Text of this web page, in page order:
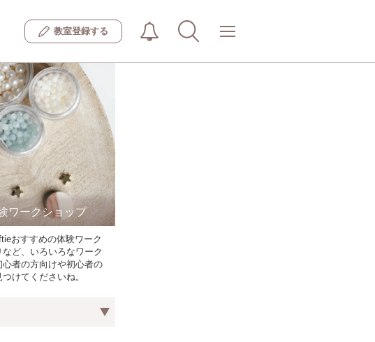
教室登録する
ワークショップ
おすすめの体験ワーク
ど、いろいろなワーク
者の方向けや初心者の
けてくださいね。